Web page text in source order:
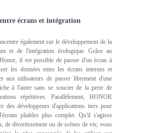
écrans et intégration
également sur le développement de la
et de l'intégration écologique. Grâce au
il est possible de passer d'un écran à
les données entre les écrans internes et
aux utilisateurs de passer librement d'une
à l'autre sans se soucier de la perte de
répétitives. Parallèlement, HONOR
des développeurs d'applications tiers pour
pliables plus complet. Qu'il s'agisse
de divertissement ou de scènes de vie, vous